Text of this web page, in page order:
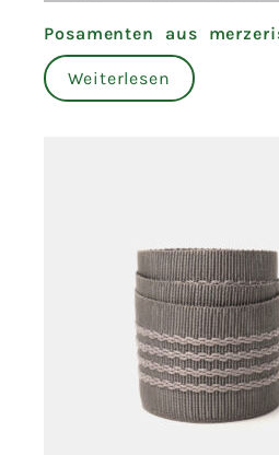
Posamenten aus
Weiterlesen